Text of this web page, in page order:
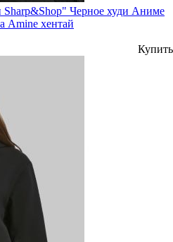
Черное худи Аниме
Amine хентай
Купить